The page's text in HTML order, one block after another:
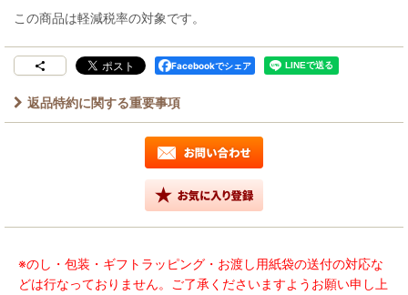
この商品は軽減税率の対象です。
Facebookでシェア
返品特約に関する重要事項
※のし・包装・ギフトラッピング・お渡し用紙袋の送付の対応な
どは行なっておりません。ご了承くださいますようお願い申し上